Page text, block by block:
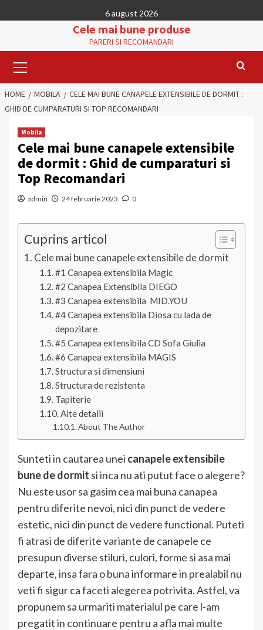
to
6 august 2026
Cele mai bune produse
PARERI SI RECOMANDARI
Menu
HOME MOBILA
CELE MAI BUNE CANAPELE EXTENSIBILE DE DORMIT :
GHID DE CUMPARATURI SI TOP RECOMANDARI
Mobila
Cele mai bune canapele extensibile
de dormit : Ghid de cumparaturi si
Top Recomandari
admin 24 februarie 2023 0
Cuprins articol
Cele mai bune canapele extensibile de dormit
#1 Canapea extensibila Magic
#2 Canapea Extensibila DIEGO
#3 Canapea extensibila MID.YOU
#4 Canapea extensibila Diosa cu lada de
depozitare
#5 Canapea extensibila CD Sofa Giulia
#6 Canapea extensibila MAGIS
Structura si dimensiuni
Structura de rezistenta
Tapiterie
Alte detalii
About The Author
Sunteti in cautarea unei canapele extensibile
bune de dormit si inca nu ati putut face o alegere?
Nu este usor sa gasim cea mai buna canapea
pentru diferite nevoi, nici din punct de vedere
estetic, nici din punct de vedere functional. Puteti
fi atrasi de diferite variante de canapele ce
presupun diverse stiluri, culori, forme si asa mai
departe, insa fara o buna informare in prealabil nu
veti fi sigur ca faceti alegerea potrivita. Astfel, va
propunem sa urmariti materialul pe care l-am
pregatit in continuare pentru a afla mai multe